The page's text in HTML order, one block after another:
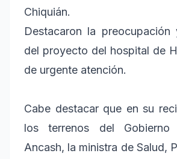
Chiquián.
Destacaron la preocupación
del proyecto del hospital de
de urgente atención.
Cabe destacar que en su
los terrenos del Gobierno
Ancash, la ministra de Salud,